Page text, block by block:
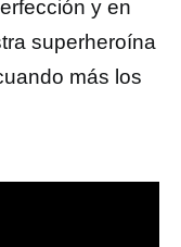
y en
superheroína
más los